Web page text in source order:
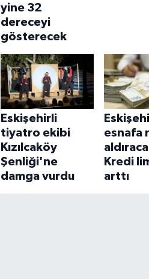
yine 32
dereceyi
gösterecek
Eskişehirli
tiyatro ekibi
Kızılcaköy
Şenliği'ne
damga vurdu
esnafa
Kredi
arttı